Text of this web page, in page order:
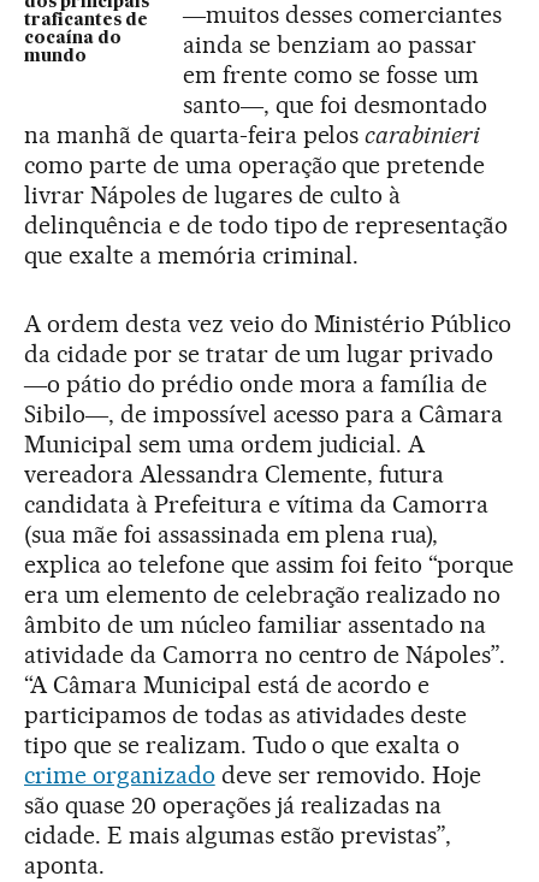
traficantes de
cocaína do
mundo
―muitos desses comerciantes
ainda se benziam ao passar
em frente como se fosse um
santo―, que foi desmontado
na manhã de quarta-feira peloscarabinieri
como parte de uma operação que pretende
livrar Nápoles de lugares de culto à
delinquência e de todo tipo de representação
que exalte a memória criminal.
A ordem desta vez veio do Ministério Público
da cidade por se tratar de um lugar privado
―o pátio do prédio onde mora a família de
Sibilo―, de impossível acesso para a Câmara
Municipal sem uma ordem judicial. A
vereadora Alessandra Clemente, futura
candidata à Prefeitura e vítima da Camorra
(sua mãe foi assassinada em plena rua),
explica ao telefone que assim foi feito “porque
era um elemento de celebração realizado no
âmbito de um núcleo familiar assentado na
atividade da Camorra no centro de Nápoles”.
“A Câmara Municipal está de acordo e
participamos de todas as atividades deste
tipo que se realizam. Tudo o que exalta o
crime organizado deve ser removido. Hoje
são quase 20 operações já realizadas na
cidade. E mais algumas estão previstas”,
aponta.